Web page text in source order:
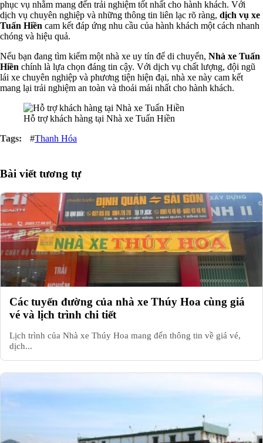
phục vụ nhằm mang đến trải nghiệm tốt nhất cho hành khách. Với
dịch vụ chuyên nghiệp và những thông tin liên lạc rõ ràng, dịch vụ xe
Tuấn Hiền cam kết đáp ứng nhu cầu của hành khách một cách nhanh
chóng và hiệu quả.
Nếu bạn đang tìm kiếm một nhà xe uy tín để di chuyển, Nhà xe Tuấn
Hiền chính là lựa chọn đáng tin cậy. Với dịch vụ chất lượng, đội ngũ
lái xe chuyên nghiệp và phương tiện hiện đại, nhà xe này cam kết
mang lại trải nghiệm an toàn và thoải mái nhất cho hành khách.
Hỗ trợ khách hàng tại Nhà xe Tuấn Hiền
#Thanh Hóa
Bài viết tương tự
Các tuyến đường của nhà xe Thúy Hoa cùng giá
vé và lịch trình chi tiết
Lịch trình của Nhà xe Thúy Hoa mang đến thông tin về giá vé,
dịch...